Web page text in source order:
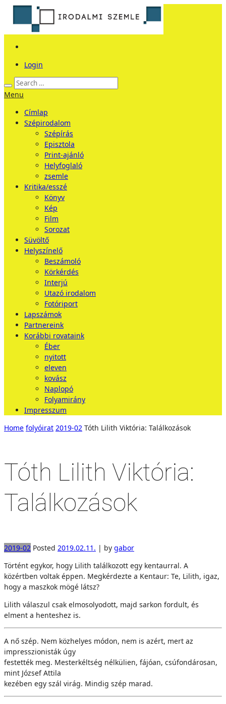
Login
Menu
Címlap
Szépirodalom
Szépírás
Episztola
Print-ajánló
Helyfoglaló
zsemle
Kritika/esszé
Könyv
Kép
Film
Sorozat
Süvöltő
Helyszínelő
Beszámoló
Körkérdés
Interjú
Utazó irodalom
Fotóriport
Lapszámok
Partnereink
Korábbi rovataink
Éber
nyitott
eleven
kovász
Naplopó
Folyamirány
Impresszum
Home folyóirat 2019-02 Tóth Lilith Viktória: Találkozások
Tóth Lilith Viktória:
Találkozások
2019-02 Posted 2019.02.11. | by gabor
Történt egykor, hogy Lilith találkozott egy kentaurral. A
közértben voltak éppen. Megkérdezte a Kentaur: Te, Lilith, igaz,
hogy a maszkok mögé látsz?
Lilith válaszul csak elmosolyodott, majd sarkon fordult, és
elment a henteshez is.
A nő szép. Nem közhelyes módon, nem is azért, mert az
impresszionisták úgy
festették meg. Mesterkéltség nélkülien, fájóan, csúfondárosan,
mint József Attila
kezében egy szál virág. Mindig szép marad.